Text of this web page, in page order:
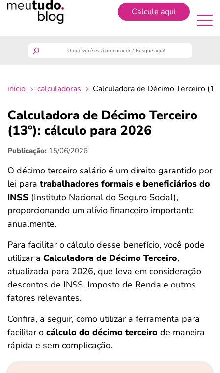
Calcule aqui
Cadastrar
finanças
benefícios
crédito fácil
últimas notícias
ferramentas
início calculadoras Calculadora de Décimo Terceiro
Calculadora de Décimo Terceiro
(13º): cálculo para 2026
Publicação: 15/06/2026
O décimo terceiro salário é um direito garantido por
lei para trabalhadores formais e beneficiários do
INSS (Instituto Nacional do Seguro Social),
proporcionando um alívio financeiro importante
anualmente.
Para facilitar o cálculo desse benefício, você pode
utilizar a Calculadora de Décimo Terceiro,
atualizada para 2026, que leva em consideração
descontos de INSS, Imposto de Renda e outros
fatores relevantes.
Confira, a seguir, como utilizar a ferramenta para
facilitar o cálculo do décimo terceiro de maneira
rápida e sem complicação.